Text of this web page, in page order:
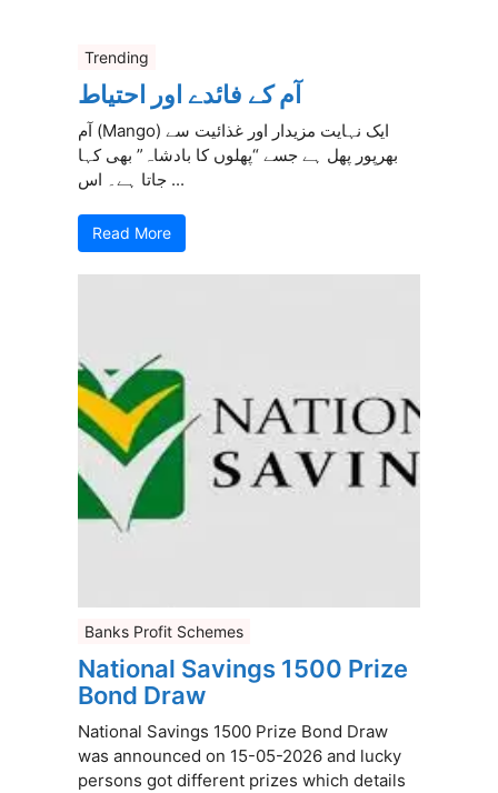
Trending
آم کے فائدے اور احتیاط
آم (Mango) ایک نہایت مزیدار اور غذائیت سے
بھرپور پھل ہے جسے “پھلوں کا بادشاہ” بھی کہا
جاتا ہے۔ اس ...
Read More
Banks Profit Schemes
National Savings 1500 Prize
Bond Draw
National Savings 1500 Prize Bond Draw
was announced on 15-05-2026 and lucky
persons got different prizes which details